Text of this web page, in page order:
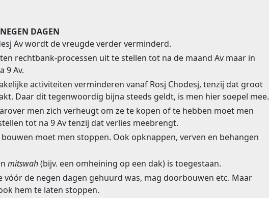
DAGEN
Av wordt de vreugde verder verminderd.
rechtbank-processen uit te stellen tot na de maand Av maar in
9 Av.
activiteiten verminderen vanaf Rosj Chodesj, tenzij dat groot
Daar dit tegenwoordig bijna steeds geldt, is men hier soepel mee.
men zich verheugt om ze te kopen of te hebben moet men
tot na 9 Av tenzij dat verlies meebrengt.
moet men stoppen. Ook opknappen, verven en behangen
mitswah(bijv. een omheining op een dak) is toegestaan.
de negen dagen gehuurd was, mag doorbouwen etc. Maar
hem te laten stoppen.